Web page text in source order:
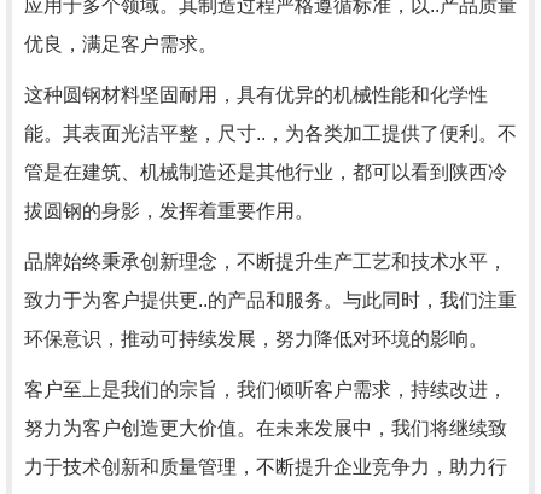
应用于多个领域。其制造过程严格遵循标准，以..产品质量
优良，满足客户需求。
这种圆钢材料坚固耐用，具有优异的机械性能和化学性
能。其表面光洁平整，尺寸..，为各类加工提供了便利。不
管是在建筑、机械制造还是其他行业，都可以看到陕西冷
拔圆钢的身影，发挥着重要作用。
品牌始终秉承创新理念，不断提升生产工艺和技术水平，
致力于为客户提供更..的产品和服务。与此同时，我们注重
环保意识，推动可持续发展，努力降低对环境的影响。
客户至上是我们的宗旨，我们倾听客户需求，持续改进，
努力为客户创造更大价值。在未来发展中，我们将继续致
力于技术创新和质量管理，不断提升企业竞争力，助力行